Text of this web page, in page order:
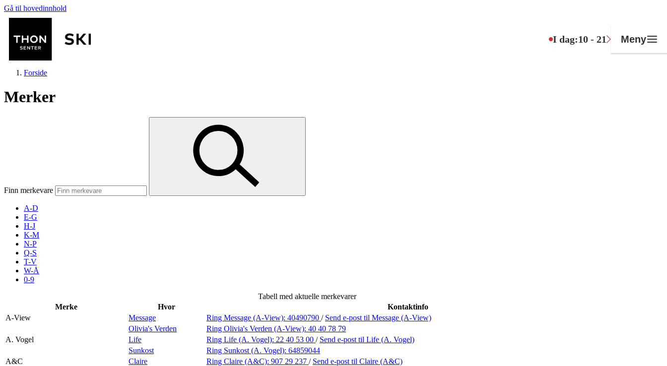
Gå til hovedinnhold
I dag:10 - 21 Meny
Mat og drikke
Inspirasjon
Forside
Merker
Finn merkevare
A-D
E-G
H-J
K-M
N-P
Q-S
T-V
W-Å
0-9
Tabell med aktuelle merkevarer
Merke
Hvor
Kontaktinfo
A-View
Message Ring Message (A-View): 40490790 / Send e-post til Message (A-View)
Olivia's Verden
Ring Olivia's Verden (A-View): 40 40 78 79
A. Vogel
Life Ring Life (A. Vogel): 22 40 53 00 / Send e-post til Life (A. Vogel)
Sunkost
Ring Sunkost (A. Vogel): 64859044
A&C
Claire Ring Claire (A&C): 907 29 237 / Send e-post til Claire (A&C)